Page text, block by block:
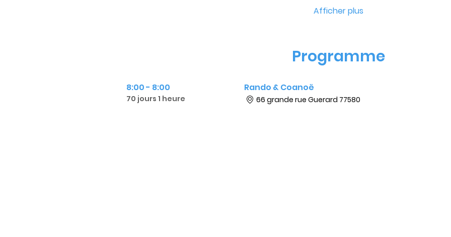
Afficher plus
Programme
8:00 - 8:00
70 jours 1 heure
Rando & Coanoë
66 grande rue Guerard 77580